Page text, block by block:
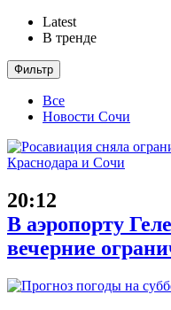
Latest
В тренде
Фильтр
Все
Новости Сочи
20:12
В аэропорту
вечерние